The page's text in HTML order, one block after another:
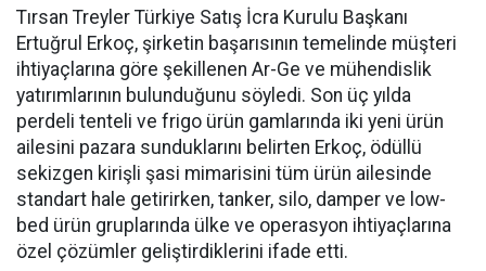
Tırsan Treyler Türkiye Satış İcra Kurulu Başkanı
Ertuğrul Er­koç, şirketin başarısının teme­linde müşteri
ihtiyaçlarına göre şekillenen Ar-Ge ve mühendislik
yatırımlarının bulunduğunu söy­ledi. Son üç yılda
perdeli tenteli ve frigo ürün gamlarında iki yeni ürün
ailesini pazara sundukları­nı belirten Erkoç, ödüllü
sekizgen kirişli şasi mimarisini tüm ürün ailesinde
standart hale getirir­ken, tanker, silo, damper ve low­
bed ürün gruplarında ülke ve ope­rasyon ihtiyaçlarına
özel çözüm­ler geliştirdiklerini ifade etti.